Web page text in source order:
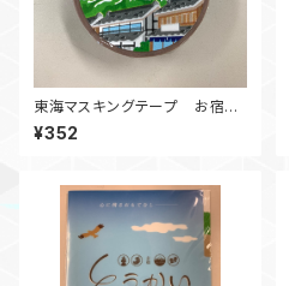
東海マスキングテープ お宿と
うかいシリーズ
¥352